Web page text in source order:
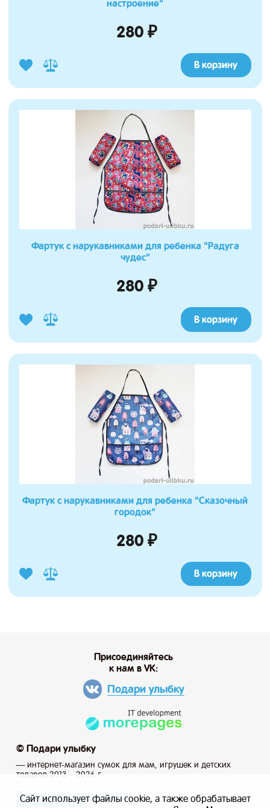
настроение"
280 ₽
В корзину
Фартук с нарукавниками для ребенка "Радуга
чудес"
280 ₽
В корзину
Фартук с нарукавниками для ребенка "Сказочный
городок"
280 ₽
В корзину
© Подари улыбку
— интернет-магазин сумок для мам, игрушек и детских
товаров 2013 – 2026 г.
Присоединяйтесь
к нам в VK:
Подари улыбку
Политика конфиденциальности
Публичная оферта
Сайт использует файлы cookie, а также обрабатывает